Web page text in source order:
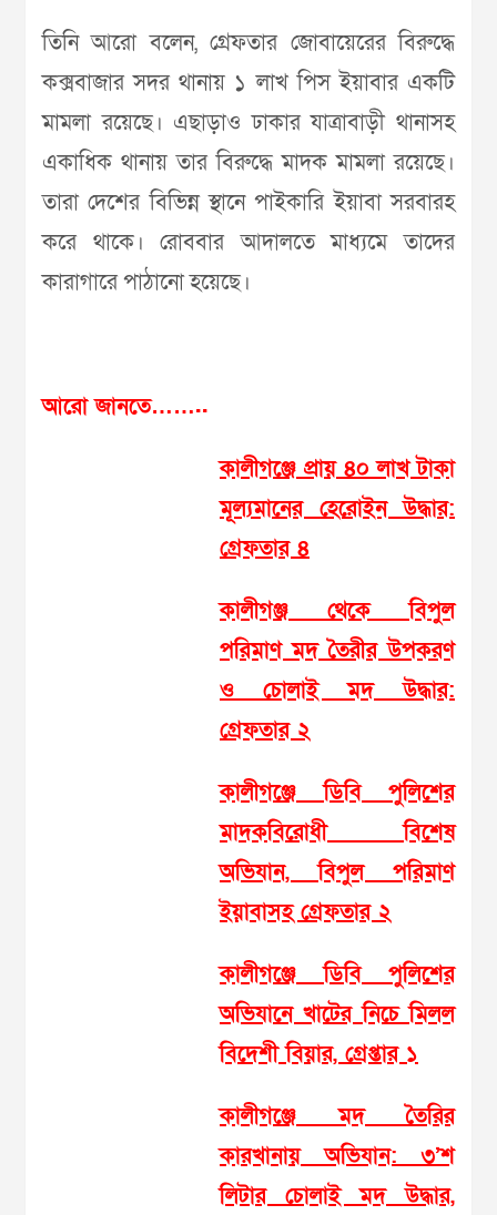
তিনি আরো বলেন, গ্রেফতার জোবায়েরের বিরুদ্ধে
কক্সবাজার সদর থানায় ১ লাখ পিস ইয়াবার একটি
মামলা রয়েছে। এছাড়াও ঢাকার যাত্রাবাড়ী থানাসহ
একাধিক থানায় তার বিরুদ্ধে মাদক মামলা রয়েছে।
তারা দেশের বিভিন্ন স্থানে পাইকারি ইয়াবা সরবারহ
করে থাকে। রোববার আদালতে মাধ্যমে তাদের
কারাগারে পাঠানো হয়েছে।
আরো জানতে……..
কালীগঞ্জে প্রায় ৪০ লাখ টাকা
মূল্যমানের হেরোইন উদ্ধার:
গ্রেফতার ৪
কালীগঞ্জ থেকে বিপুল
পরিমাণ মদ তৈরীর উপকরণ
ও চোলাই মদ উদ্ধার:
গ্রেফতার ২
কালীগঞ্জে ডিবি পুলিশের
মাদকবিরোধী বিশেষ
অভিযান, বিপুল পরিমাণ
ইয়াবাসহ গ্রেফতার ২
কালীগঞ্জে ডিবি পুলিশের
অভিযানে খাটের নিচে মিলল
বিদেশী বিয়ার, গ্রেপ্তার ১
কালীগঞ্জে মদ তৈরির
কারখানায় অভিযান: ৩’শ
লিটার চোলাই মদ উদ্ধার,